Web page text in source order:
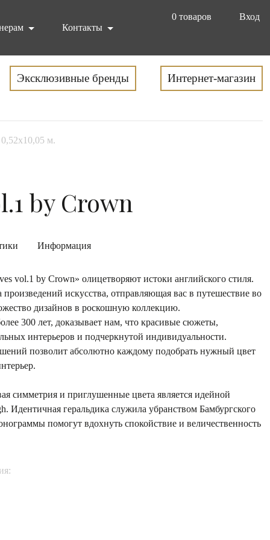
0 товаров
Вход
Контакты
Эксклюзивные бренды Интернет-магазин
м.
by Crown
Информация
vol.1 by Crown» олицетворяют истоки английского стиля.
искусства, отправляющая вас в путешествие во
дизайнов в роскошную коллекцию.
300 лет, доказывает нам, что красивые сюжеты,
интерьеров и подчеркнутой индивидуальности.
позволит абсолютно каждому подобрать нужный цвет
симметрия и приглушенные цвета является идейной
Идентичная геральдика служила убранством Бамбургского
помогут вдохнуть спокойствие и величественность